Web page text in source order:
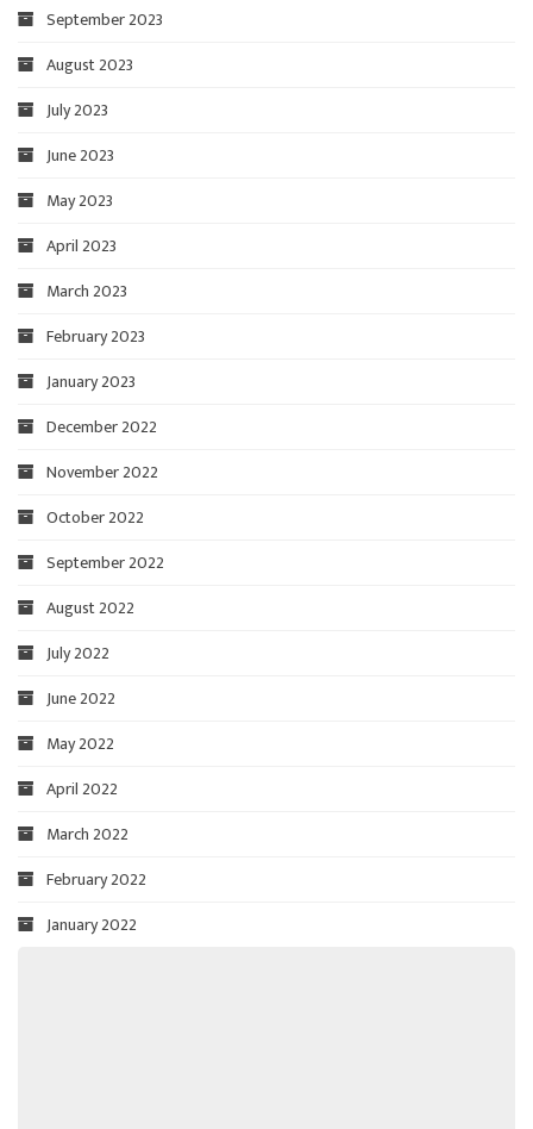
September 2023
August 2023
July 2023
June 2023
May 2023
April 2023
March 2023
February 2023
January 2023
December 2022
November 2022
October 2022
September 2022
August 2022
July 2022
June 2022
May 2022
April 2022
March 2022
February 2022
January 2022